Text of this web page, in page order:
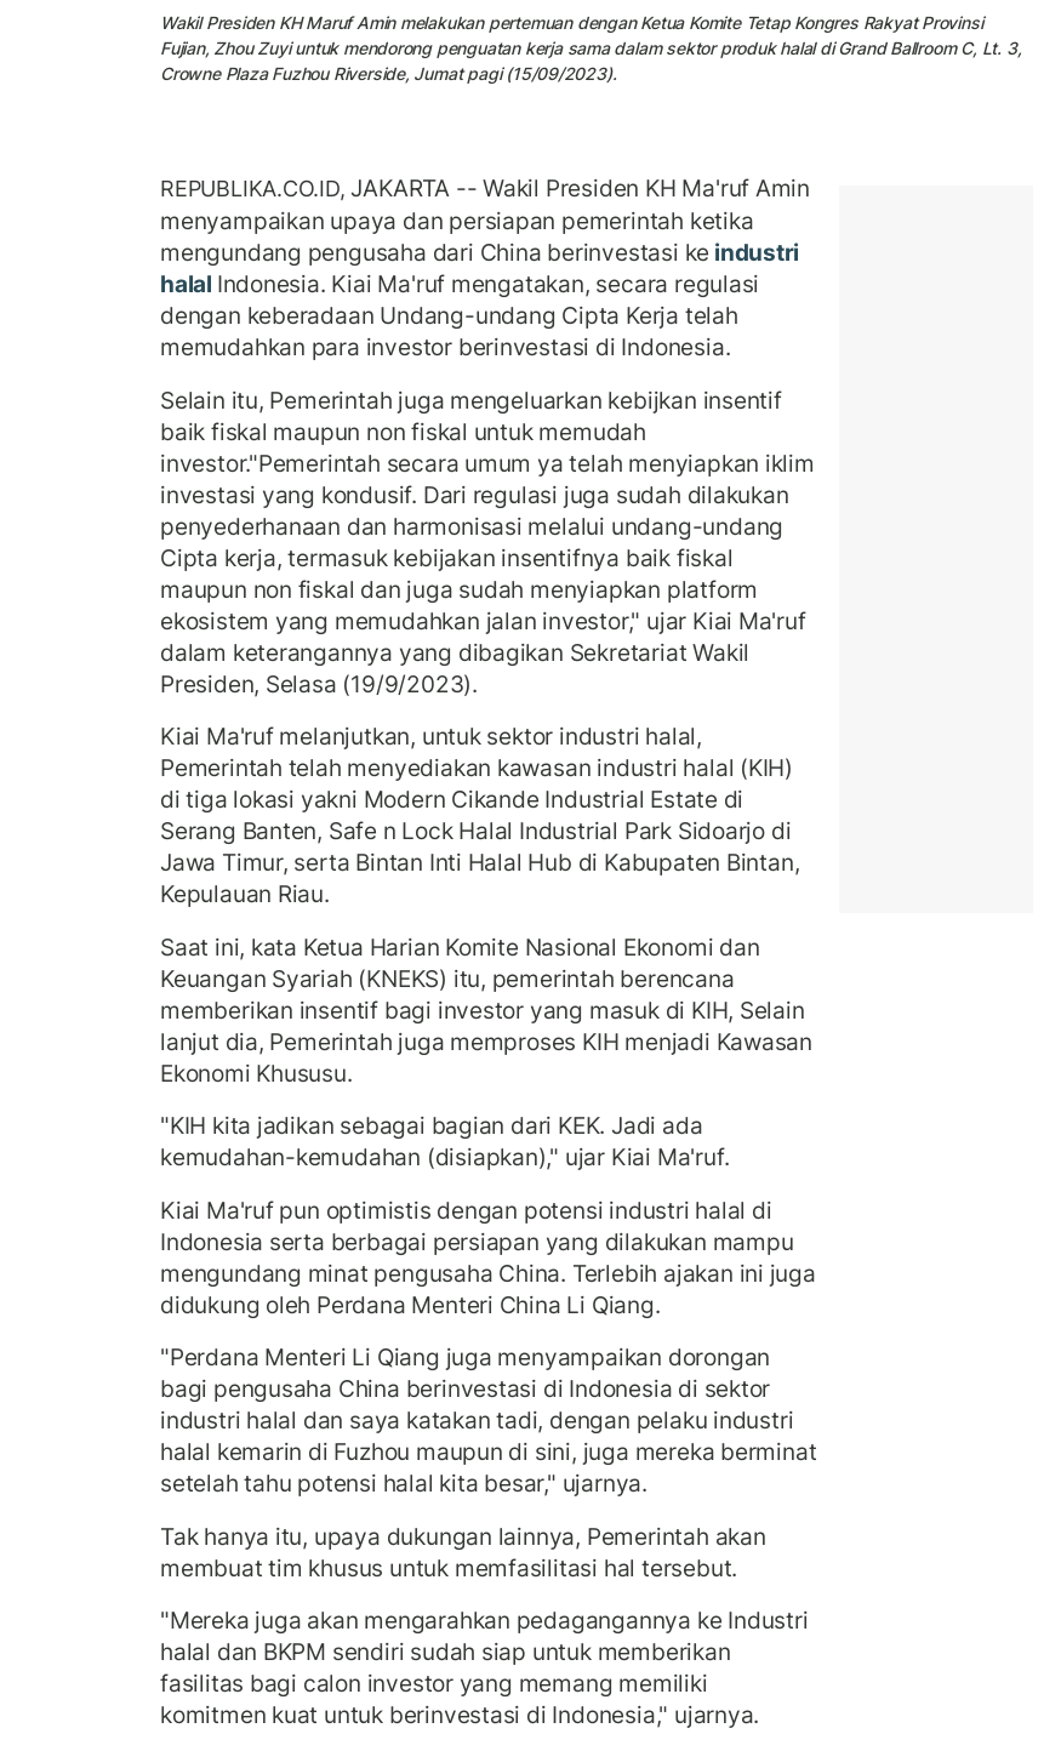
Wakil Presiden KH Maruf Amin melakukan pertemuan dengan Ketua Komite Tetap Kongres Rakyat Provinsi
Fujian, Zhou Zuyi untuk mendorong penguatan kerja sama dalam sektor produk halal di Grand Ballroom C, Lt. 3,
Crowne Plaza Fuzhou Riverside, Jumat pagi (15/09/2023).
REPUBLIKA.CO.ID,JAKARTA -- Wakil Presiden KH Ma'ruf Amin
menyampaikan upaya dan persiapan pemerintah ketika
mengundang pengusaha dari China berinvestasi ke industri
halal Indonesia. Kiai Ma'ruf mengatakan, secara regulasi
dengan keberadaan Undang-undang Cipta Kerja telah
memudahkan para investor berinvestasi di Indonesia.
Selain itu, Pemerintah juga mengeluarkan kebijkan insentif
baik fiskal maupun non fiskal untuk memudah
investor."Pemerintah secara umum ya telah menyiapkan iklim
investasi yang kondusif. Dari regulasi juga sudah dilakukan
penyederhanaan dan harmonisasi melalui undang-undang
Cipta kerja, termasuk kebijakan insentifnya baik fiskal
maupun non fiskal dan juga sudah menyiapkan platform
ekosistem yang memudahkan jalan investor," ujar Kiai Ma'ruf
dalam keterangannya yang dibagikan Sekretariat Wakil
Presiden, Selasa (19/9/2023).
Kiai Ma'ruf melanjutkan, untuk sektor industri halal,
Pemerintah telah menyediakan kawasan industri halal (KIH)
di tiga lokasi yakni Modern Cikande Industrial Estate di
Serang Banten, Safe n Lock Halal Industrial Park Sidoarjo di
Jawa Timur, serta Bintan Inti Halal Hub di Kabupaten Bintan,
Kepulauan Riau.
Saat ini, kata Ketua Harian Komite Nasional Ekonomi dan
Keuangan Syariah (KNEKS) itu, pemerintah berencana
memberikan insentif bagi investor yang masuk di KIH, Selain
lanjut dia, Pemerintah juga memproses KIH menjadi Kawasan
Ekonomi Khususu.
"KIH kita jadikan sebagai bagian dari KEK. Jadi ada
kemudahan-kemudahan (disiapkan)," ujar Kiai Ma'ruf.
Kiai Ma'ruf pun optimistis dengan potensi industri halal di
Indonesia serta berbagai persiapan yang dilakukan mampu
mengundang minat pengusaha China. Terlebih ajakan ini juga
didukung oleh Perdana Menteri China Li Qiang.
"Perdana Menteri Li Qiang juga menyampaikan dorongan
bagi pengusaha China berinvestasi di Indonesia di sektor
industri halal dan saya katakan tadi, dengan pelaku industri
halal kemarin di Fuzhou maupun di sini, juga mereka berminat
setelah tahu potensi halal kita besar," ujarnya.
Tak hanya itu, upaya dukungan lainnya, Pemerintah akan
membuat tim khusus untuk memfasilitasi hal tersebut.
"Mereka juga akan mengarahkan pedagangannya ke Industri
halal dan BKPM sendiri sudah siap untuk memberikan
fasilitas bagi calon investor yang memang memiliki
komitmen kuat untuk berinvestasi di Indonesia," ujarnya.